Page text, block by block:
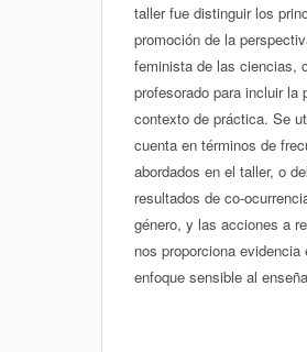
taller fue distinguir los
promoción de la
feminista de las ciencias,
profesorado para incluir la
contexto de práctica. Se
cuenta en términos de
abordados en el taller, o
resultados de co-
género, y las acciones a
nos proporciona
enfoque sensible al